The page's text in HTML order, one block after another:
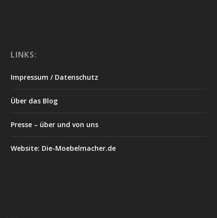
LINKS:
Impressum / Datenschutz
Über das Blog
Presse – über und von uns
Website: Die-Moebelmacher.de